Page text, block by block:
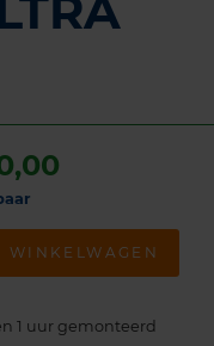
WINKELWAGEN
1 uur gemonteerd